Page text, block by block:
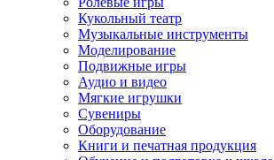
Кукольный театр
Музыкальные инструменты
Моделирование
Подвижные игры
Аудио и видео
Мягкие игрушки
Сувениры
Оборудование
Книги и печатная продукция